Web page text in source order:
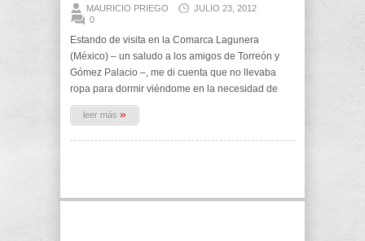
MAURICIO PRIEGO
JULIO 23, 2012
0
Estando de visita en la Comarca Lagunera
(México) – un saludo a los amigos de Torreón y
Gómez Palacio –, me di cuenta que no llevaba
ropa para dormir viéndome en la necesidad de
leer más »